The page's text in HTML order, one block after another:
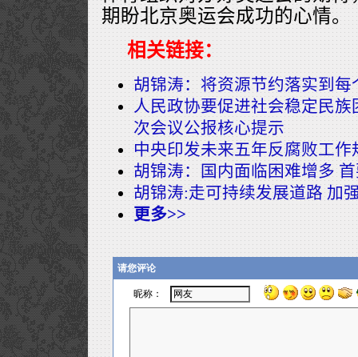
期盼北京奥运会成功的心情。
相关链接：
胡锦涛：将资源节约落实到每
人民政协要促进社会稳定民
次会议公报核心提示
中央印发未来五年反腐败工作
胡锦涛：国内面临困难增多
胡锦涛:走可持续发展道路 加
更多>>